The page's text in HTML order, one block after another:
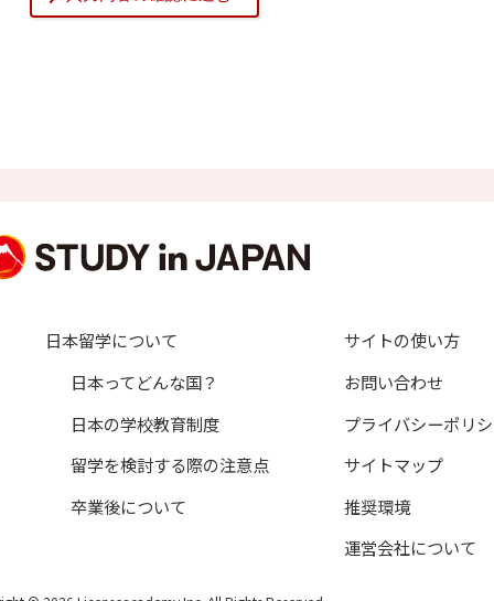
識別できるものも個人情報に含まれます。
証及び会員向け各種サービスの提供
）に基づく、資料請求先教育機関への個人情報開示
（学生寮、マンション等）提供提携企業への個人情報開示
者の応募受付及び対象者への連絡
ト要請のご連絡
ント情報の提供、参加申込受付及び連絡等の管理
手続
意見、お問い合わせへの回答
申込管理、諸連絡、当社もしくは教育機関からの情報発信、教
日本留学について
日本ってどんな国？
日本の学校教育制度
留学を検討する際の注意点
卒業後について
サイトの使い方
お問い合わせ
プライバシーポリ
サイトマップ
推奨環境
運営会社について